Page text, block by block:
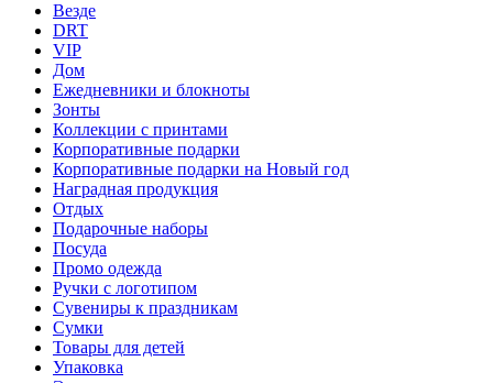
Везде
DRT
VIP
Дом
Ежедневники и блокноты
Зонты
Коллекции с принтами
Корпоративные подарки
Корпоративные подарки на Новый год
Наградная продукция
Отдых
Подарочные наборы
Посуда
Промо одежда
Ручки с логотипом
Сувениры к праздникам
Сумки
Товары для детей
Упаковка